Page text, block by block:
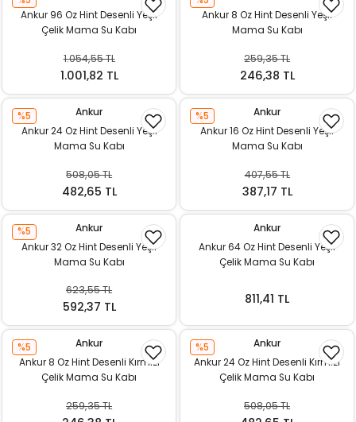
Ankur 96 Oz Hint Desenli Yeşil
Çelik Mama Su Kabı
1.054,55 TL
1.001,82 TL
Ankur 8 Oz Hint Desenli Yeşil
Mama Su Kabı
259,35 TL
246,38 TL
%5
Ankur
Ankur 24 Oz Hint Desenli Yeşil
Mama Su Kabı
508,05 TL
482,65 TL
%5
Ankur
Ankur 16 Oz Hint Desenli Yeşil
Mama Su Kabı
407,55 TL
387,17 TL
%5
Ankur
Ankur 32 Oz Hint Desenli Yeşil
Mama Su Kabı
623,55 TL
592,37 TL
Ankur
Ankur 64 Oz Hint Desenli Yeşil
Çelik Mama Su Kabı
811,41 TL
%5
Ankur
Ankur 8 Oz Hint Desenli Kırmızı
Çelik Mama Su Kabı
259,35 TL
%5
Ankur
Ankur 24 Oz Hint Desenli Kırmızı
Çelik Mama Su Kabı
508,05 TL